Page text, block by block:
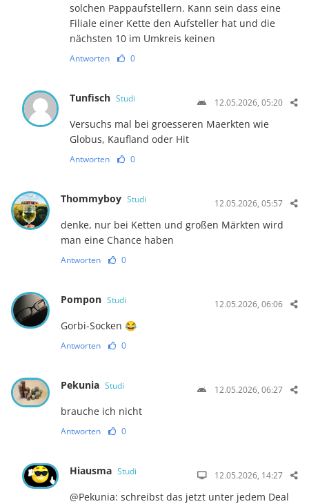
solchen Pappaufstellern. Kann sein dass eine
Filiale einer Kette den Aufsteller hat und die
nächsten 10 im Umkreis keinen
Antworten 0
Tunfisch Studi 12.05.2026, 05:20
Versuchs mal bei groesseren Maerkten wie
Globus, Kaufland oder Hit
Antworten 0
Thommyboy Studi 12.05.2026, 05:57
denke, nur bei Ketten und großen Märkten wird
man eine Chance haben
Antworten 0
Pompon Studi 12.05.2026, 06:06
Gorbi-Socken 😂
Antworten 0
Pekunia Studi 12.05.2026, 06:27
brauche ich nicht
Antworten 0
Hiausma Studi 12.05.2026, 14:27
@Pekunia: schreibst das jetzt unter jedem Deal